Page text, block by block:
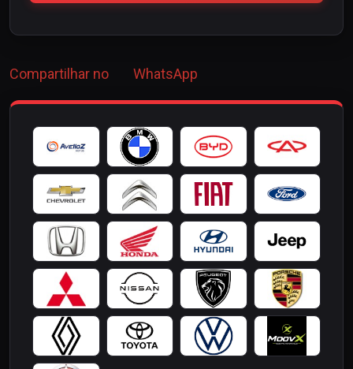
Compartilhar no WhatsApp